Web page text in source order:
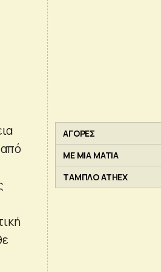
ΑΓΟΡΕΣ
ΜΕ ΜΙΑ ΜΑΤΙΑ
ΤΑΜΠΛΟ ATHEX